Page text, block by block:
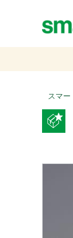
スマー